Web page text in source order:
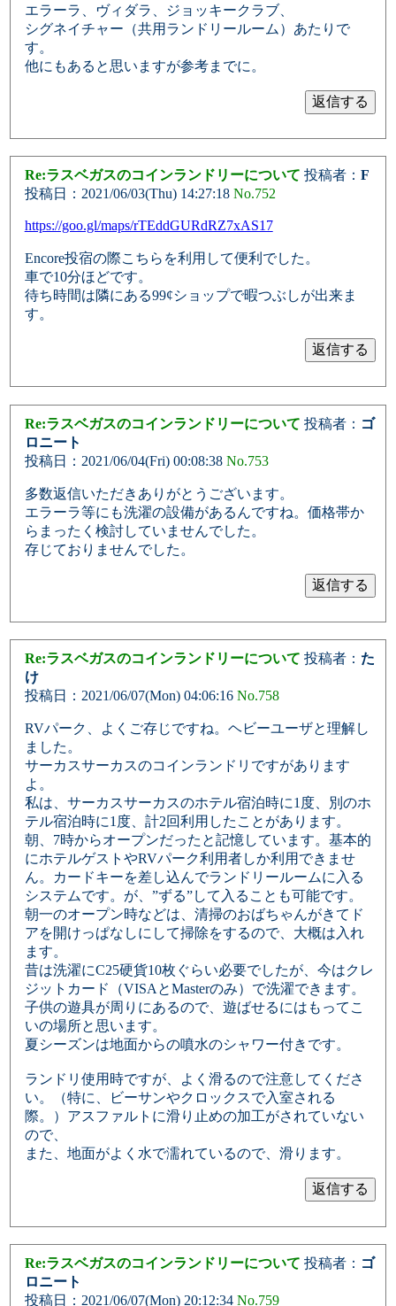
エラーラ、ヴィダラ、ジョッキークラブ、
シグネイチャー（共用ランドリールーム）あたりで
す。
他にもあると思いますが参考までに。
Re:ラスベガスのコインランドリーについて 投稿者： F
投稿日：2021/06/03(Thu) 14:27:18 No.752
https://goo.gl/maps/rTEddGURdRZ7xAS17
Encore投宿の際こちらを利用して便利でした。
車で10分ほどです。
待ち時間は隣にある99¢ショップで暇つぶしが出来ま
す。
Re:ラスベガスのコインランドリーについて 投稿者： ゴ
ロニート
投稿日：2021/06/04(Fri) 00:08:38 No.753
多数返信いただきありがとうございます。
エラーラ等にも洗濯の設備があるんですね。価格帯か
らまったく検討していませんでした。
存じておりませんでした。
Re:ラスベガスのコインランドリーについて 投稿者： た
け
投稿日：2021/06/07(Mon) 04:06:16 No.758
RVパーク、よくご存じですね。ヘビーユーザと理解し
ました。
サーカスサーカスのコインランドリですがあります
よ。
私は、サーカスサーカスのホテル宿泊時に1度、別のホ
テル宿泊時に1度、計2回利用したことがあります。
朝、7時からオープンだったと記憶しています。基本的
にホテルゲストやRVパーク利用者しか利用できませ
ん。カードキーを差し込んでランドリールームに入る
システムです。が、”ずる”して入ることも可能です。
朝一のオープン時などは、清掃のおばちゃんがきてド
アを開けっぱなしにして掃除をするので、大概は入れ
ます。
昔は洗濯にC25硬貨10枚ぐらい必要でしたが、今はクレ
ジットカード（VISAとMasterのみ）で洗濯できます。
子供の遊具が周りにあるので、遊ばせるにはもってこ
いの場所と思います。
夏シーズンは地面からの噴水のシャワー付きです。
ランドリ使用時ですが、よく滑るので注意してくださ
い。（特に、ビーサンやクロックスで入室される
際。）アスファルトに滑り止めの加工がされていない
ので、
また、地面がよく水で濡れているので、滑ります。
Re:ラスベガスのコインランドリーについて 投稿者： ゴ
ロニート
投稿日：2021/06/07(Mon) 20:12:34 No.759